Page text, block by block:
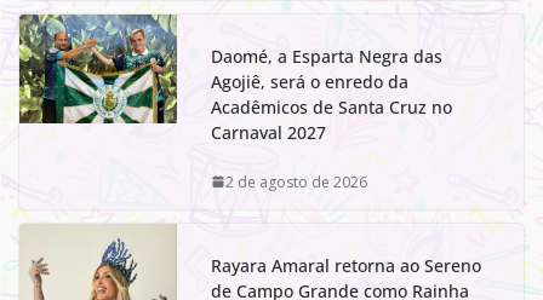
Daomé, a Esparta Negra das
Agojiê, será o enredo da
Acadêmicos de Santa Cruz no
Carnaval 2027
2 de agosto de 2026
Rayara Amaral retorna ao Sereno
de Campo Grande como Rainha